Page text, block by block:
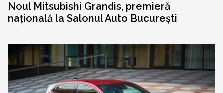
Noul Mitsubishi Grandis, premieră
națională la Salonul Auto București